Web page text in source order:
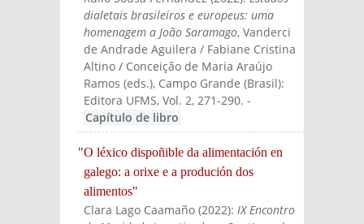
dialetais brasileiros e europeus: uma
homenagem a João Saramago, Vanderci
de Andrade Aguilera / Fabiane Cristina
Altino / Conceição de Maria Araújo
Ramos (eds.), Campo Grande (Brasil):
Editora UFMS, Vol. 2, 271-290. -
Capítulo de libro
"O léxico dispoñible da alimentación en
galego: a orixe e a produción dos
alimentos"
Clara Lago Caamaño (2022):IX Encontro